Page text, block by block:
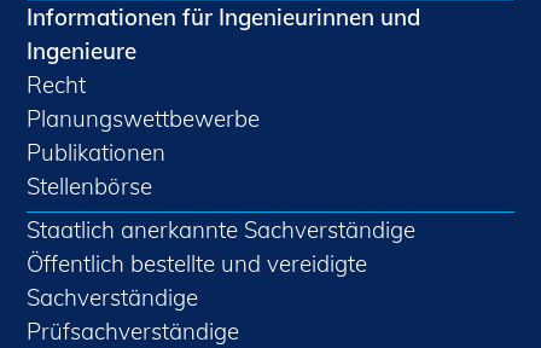
Informationen für Ingenieurinnen und
Ingenieure
Recht
Planungswettbewerbe
Publikationen
Stellenbörse
Staatlich anerkannte Sachverständige
Öffentlich bestellte und vereidigte
Sachverständige
Prüfsachverständige